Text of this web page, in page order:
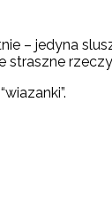
– jedyna
straszne